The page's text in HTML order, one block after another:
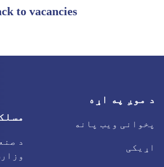
to vacancies
د موږ په اړه
پخوانی ویب پانه
اړیکی
د